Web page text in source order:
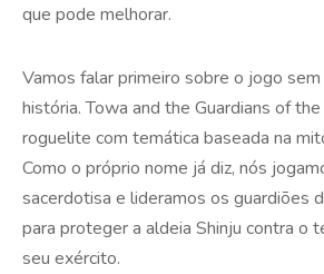
que pode melhorar.
Vamos falar primeiro sobre o jogo
história. Towa and the Guardians of
roguelite com temática baseada na
Como o próprio nome já diz, nós
sacerdotisa e lideramos os guardiões
para proteger a aldeia Shinju contra o
seu exército.